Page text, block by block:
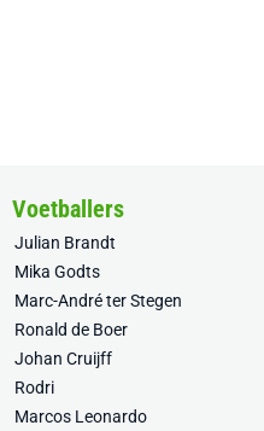
Voetballers
Julian Brandt
Mika Godts
Marc-André ter Stegen
Ronald de Boer
Johan Cruijff
Rodri
Marcos Leonardo